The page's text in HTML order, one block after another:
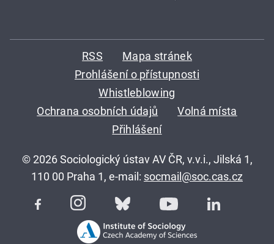
RSS
Mapa stránek
Prohlášení o přístupnosti
Whistleblowing
Ochrana osobních údajů
Volná místa
Přihlášení
© 2026 Sociologický ústav AV ČR, v.v.i., Jilská 1,
110 00 Praha 1, e-mail: socmail@soc.cas.cz